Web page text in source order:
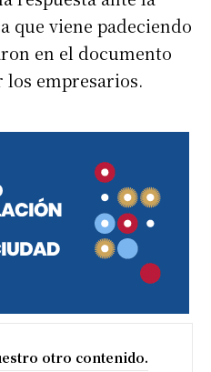
que viene padeciendo
en el documento
empresarios.
otro contenido.